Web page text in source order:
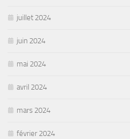
juillet 2024
juin 2024
mai 2024
avril 2024
mars 2024
février 2024